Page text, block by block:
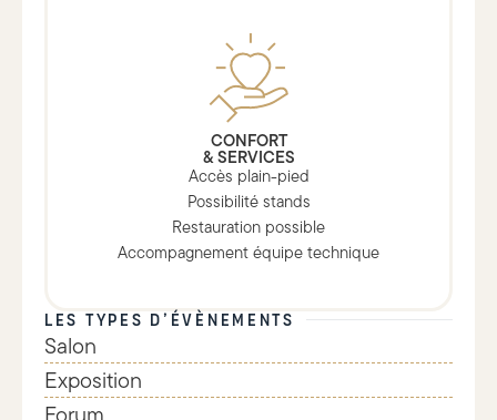
CONFORT
& SERVICES
Accès plain-pied
Possibilité stands
Restauration possible
Accompagnement équipe technique
LES TYPES D’ÉVÈNEMENTS
Salon
Exposition